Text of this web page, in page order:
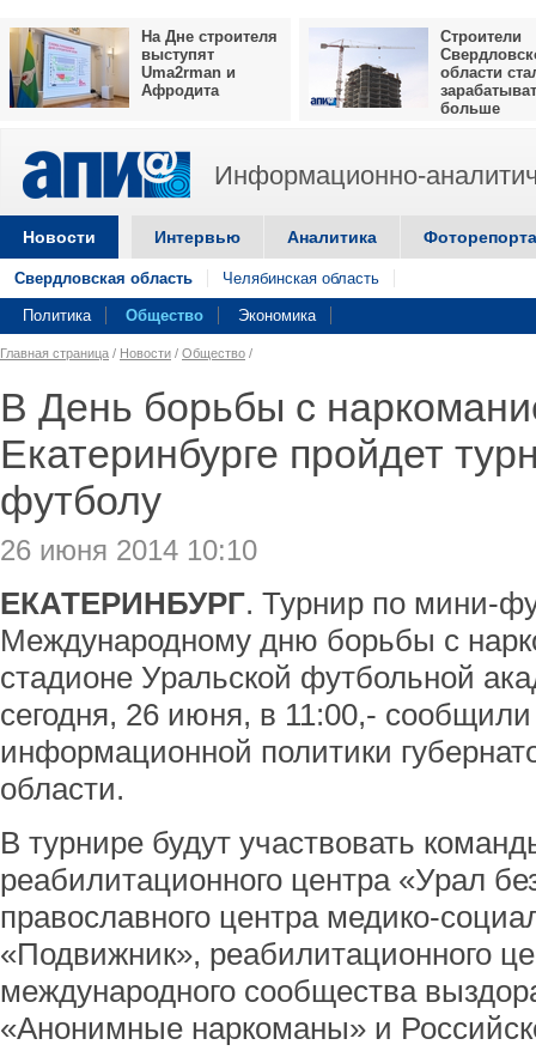
На Дне строителя
выступят
Uma2rman и
Афродита
Строители
области
больше
Информационно-
Новости Интервью Аналитика
Свердловская область Челябинская область
Политика Общество Экономика
Главная страница / Новости / Общество /
В День борьбы с
Екатеринбурге пройдет
футболу
26 июня 2014 10:10
ЕКАТЕРИНБУРГ. Турнир по мини-
Международному дню борьбы с
стадионе Уральской футбольной
сегодня, 26 июня, в 11:00,-
информационной политики
области.
В турнире будут участвовать
реабилитационного центра «Урал
православного центра медико-
«Подвижник», реабилитационного
международного сообщества
«Анонимные наркоманы» и